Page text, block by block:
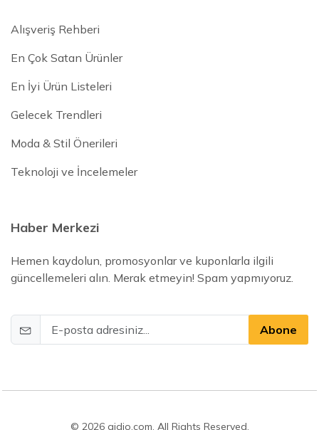
Alışveriş Rehberi
En Çok Satan Ürünler
En İyi Ürün Listeleri
Gelecek Trendleri
Moda & Stil Önerileri
Teknoloji ve İncelemeler
Haber Merkezi
Hemen kaydolun, promosyonlar ve kuponlarla ilgili
güncellemeleri alın. Merak etmeyin! Spam yapmıyoruz.
Abone
© 2026 gidio.com. All Rights Reserved.